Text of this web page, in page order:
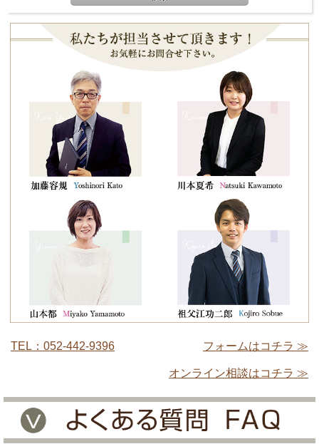
TEL：052-442-9396 フォームはコチラ ≫
オンライン相談はコチラ ≫